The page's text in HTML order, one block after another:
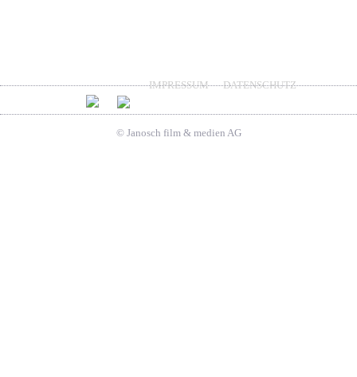
IMPRESSUM DATENSCHUTZ
© Janosch film & medien AG